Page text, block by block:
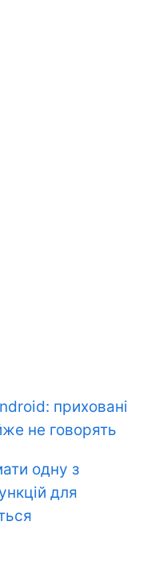
приховані
не говорять
одну з
для